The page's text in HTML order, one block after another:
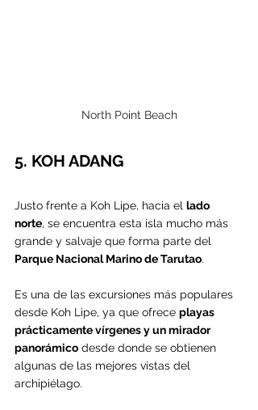
North Point Beach
5. KOH ADANG
Justo frente a Koh Lipe, hacia el lado
norte, se encuentra esta isla mucho más
grande y salvaje que forma parte del
Parque Nacional Marino de Tarutao.
Es una de las excursiones más populares
desde Koh Lipe, ya que ofrece playas
prácticamente vírgenes y un mirador
panorámico desde donde se obtienen
algunas de las mejores vistas del
archipiélago.